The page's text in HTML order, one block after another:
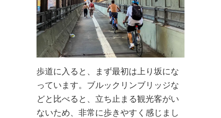
歩道に入ると、まず最初は上り坂にな
っています。ブルックリンブリッジな
どと比べると、立ち止まる観光客がい
ないため、非常に歩きやすく感じまし